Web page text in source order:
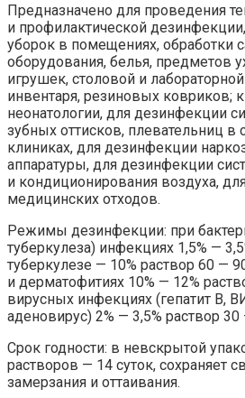
Предназначено для проведения
и профилактической
уборок в помещениях, обработки
оборудования, белья, предметов
игрушек, столовой и
инвентаря, резиновых ковриков;
неонатологии, для дезинфекции
зубных оттисков, плевательниц в
клиниках, для дезинфекции
аппаратуры, для дезинфекции
и кондиционирования воздуха,
медицинских отходов.
Режимы дезинфекции: при
туберкулеза) инфекциях 1,5% —
туберкулезе — 10% раствор 60 —
и дерматофитиях 10% — 12%
вирусных инфекциях (гепатит В,
аденовирус) 2% — 3,5% раствор
Срок годности: в невскрытой
растворов — 14 суток, сохраняет
замерзания и оттаивания.